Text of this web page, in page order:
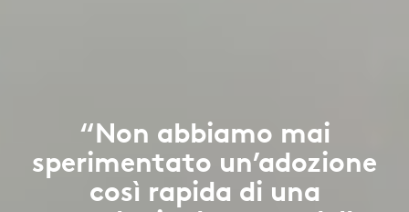
“Non abbiamo mai
sperimentato un’adozione
così rapida di una